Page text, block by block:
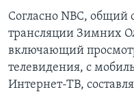
Согласно NBC, общий
трансляции Зимних
включающий
телевидения, с
Интернет-ТВ,